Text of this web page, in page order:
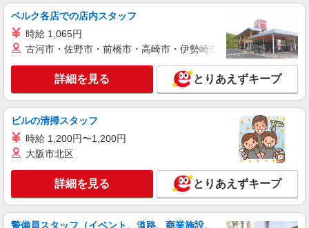
生命保険会社の事務職
月給597,900円〜701,899円(残業代別) 年収
9,000,000円 〜10,500,000円 （賞与 年2回/6月、
12月支給） ※前職の給与を考慮し、経験・能力に
応じて決定します。 ※ラインを持たない管理職と
しての採用を想定しています。 ※本ポジションは
「管理監督者」に該当するため、時間外・休日労
働に対する割増賃金の支給対象外となります。
【給与更改】年1回(7月) 【賃金形態】月給制
東京都品川区大崎2-1-1 Think Park Tower （変
更の範囲）会社の定める事業所（在宅勤務を行う
場所を含む）
キープ 詳細を見る
正社員 職業紹介
ニッセイ・ウェルス生命保険株式会社
月給361,500円〜730,700円(残業代別) 年収
6,000,000円 〜11,179,000円(残業手当、賞与込み)
（賞与 年2回/6月、12月支給） ※前職の給与を考
慮し、経験・能力に応じて決定します。 ※非管理
職あるいはラインを持たない管理職としての採用
東京都品川区大崎2-1-1 Think Park Tower （変
更の範囲）会社の定める事業所
ベルク各店での店内スタッフ
時給 1,065円
古河市・佐野市・前橋市・高崎市・伊勢崎市・太田市・館林市
詳細を見る とりあえずキープ
ビルの清掃スタッフ
時給 1,200円〜1,200円
大阪市北区
詳細を見る とりあえずキープ
警備員スタッフ（イベント、道路、商業施設、